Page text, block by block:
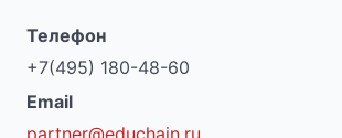
Телефон
+7(495) 180-48-60
Email
partner@educhain.ru